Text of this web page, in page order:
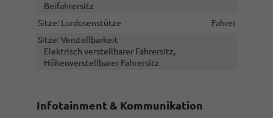
Beifahrersitz
Sitze: Lordosenstütze
Fahrer
Sitze: Verstellbarkeit
Elektrisch verstellbarer Fahrersitz,
Höhenverstellbarer Fahrersitz
Infotainment & Kommunikation